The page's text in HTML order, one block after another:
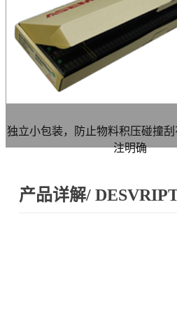
独立小包装，防止物料积压碰撞
注明确
产品详解/